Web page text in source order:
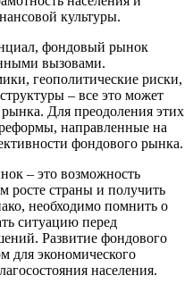
культуры.
фондовый рынок
вызовами.
геополитические риски,
– все это может
Для преодоления этих
направленные на
фондового рынка.
– это возможность
росте страны и получить
необходимо помнить о
ситуацию перед
Развитие фондового
для экономического
населения.